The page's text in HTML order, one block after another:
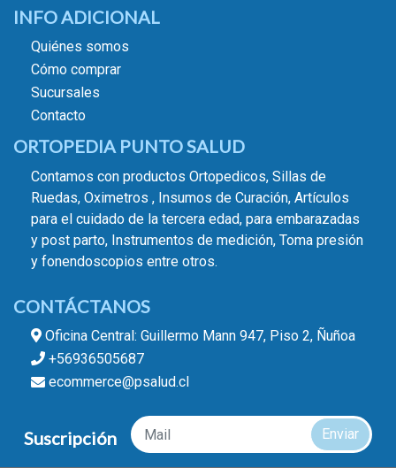
INFO ADICIONAL
Quiénes somos
Cómo comprar
Sucursales
Contacto
ORTOPEDIA PUNTO SALUD
Contamos con productos Ortopedicos, Sillas de
Ruedas, Oximetros , Insumos de Curación, Artículos
para el cuidado de la tercera edad, para embarazadas
y post parto, Instrumentos de medición, Toma presión
y fonendoscopios entre otros.
CONTÁCTANOS
Oficina Central: Guillermo Mann 947, Piso 2, Ñuñoa
+56936505687
ecommerce@psalud.cl
Suscripción Enviar